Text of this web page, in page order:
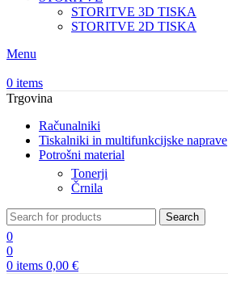
STORITVE 3D TISKA
STORITVE 2D TISKA
Menu
0 items
Trgovina
Računalniki
Tiskalniki in multifunkcijske naprave
Potrošni material
Tonerji
Črnila
Search
0
0
0 items 0,00 €